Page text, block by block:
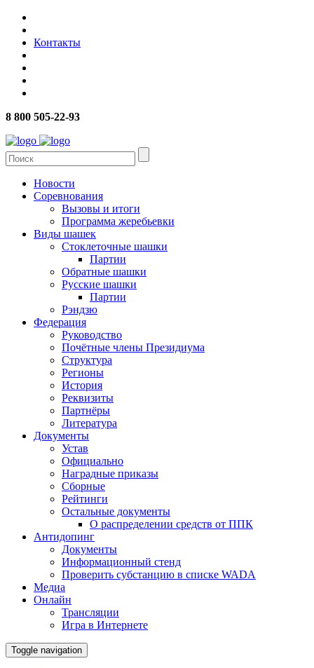
Контакты
8 800 505-22-93
Новости
Соревнования
Вызовы и итоги
Программа жеребьевки
Виды шашек
Стоклеточные шашки
Партии
Обратные шашки
Русские шашки
Партии
Рэндзю
Федерация
Руководство
Почётные члены Президиума
Структура
Регионы
История
Реквизиты
Партнёры
Литература
Документы
Устав
Официально
Наградные приказы
Сборные
Рейтинги
Остальные документы
О распределении средств от ППК
Антидопинг
Документы
Информационный стенд
Проверить субстанцию в списке WADA
Медиа
Онлайн
Трансляции
Игра в Интернете
Toggle navigation